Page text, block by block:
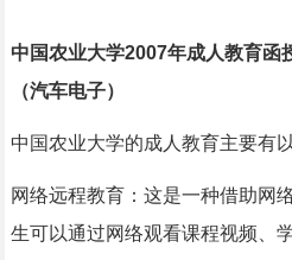
中国农业大学2007年成人教育函
（汽车电子）
中国农业大学的成人教育主要有
网络远程教育：这是一种借助网
生可以通过网络观看课程视频、